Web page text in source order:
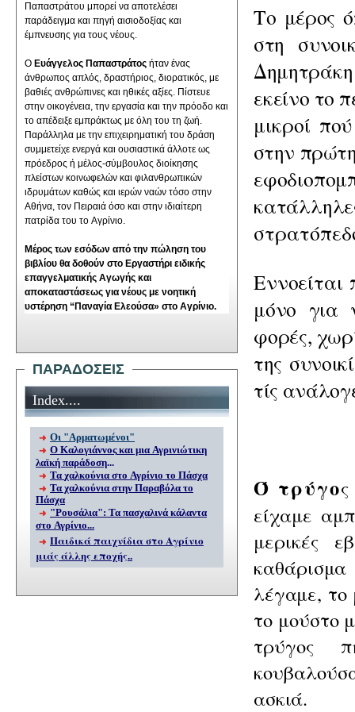
Το μέρος
στη
Δημη
εκείνο το
μικροί
στην πρώ­
Εννοείται
μόνο για
φορές,
της
τίς
Ό τρύγο
είχαμε
μερικές
καθά
λέγαμε, το
το μούστο
τρύγος
ασκιά.
Παπαστράτου μπορεί να αποτελέσει
παράδειγμα και πηγή αισιοδοξίας και
έμπνευσης για τους νέους.
Ο Ευάγγελος Παπαστράτος ήταν ένας
άνθρωπος απλός, δραστήριος, διορατικός, με
βαθιές ανθρώπινες και ηθικές αξίες. Πίστευε
στην οικογένεια, την εργασία και την πρόοδο και
το απέδειξε εμπράκτως με όλη του τη ζωή.
Παράλληλα με την επιχειρηματική του δράση
συμμετείχε ενεργά και ουσιαστικά άλλοτε ως
πρόεδρος ή μέλος-σύμβουλος διοίκησης
πλείστων κοινωφελών και φιλανθρωπικών
ιδρυμάτων καθώς και ιερών ναών τόσο στην
Αθήνα, τον Πειραιά όσο και στην ιδιαίτερη
πατρίδα του το Αγρίνιο.
Μέρος των εσόδων από την πώληση του
βιβλίου θα δοθούν στο Εργαστήρι ειδικής
επαγγελματικής Αγωγής και
αποκαταστάσεως για νέους με νοητική
υστέρηση “Παναγία Ελεούσα» στο Αγρίνιο.
ΠΑΡΑΔΟΣΕΙΣ
Index....
Οι "Αρματωμένοι"
Ο Καλογιάννος και μια Αγρινιώτικη
λαϊκή παράδοση...
Τα χαλκούνια στο Αγρίνιο το Πάσχα
Τα χαλκούνια στην Παραβόλα το
Πάσχα
"Ρουσάλια": Τα πασχαλινά κάλαντα
στο Αγρίνιο...
Παιδικά παιχνίδια στο Αγρίνιο
μιάς άλλης εποχής..